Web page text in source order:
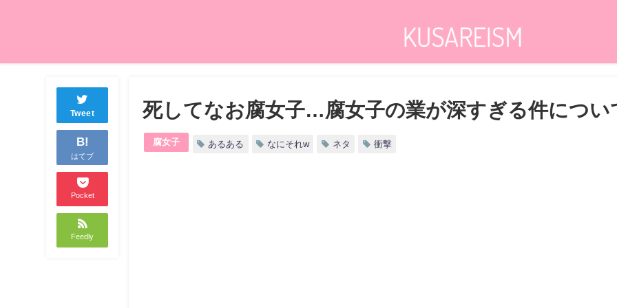
Tweet
B!
はてブ
Pocket
Feedly
死してなお腐女子…腐女子の業が深すぎる件につ
腐女子 あるある なにそれw ネタ 衝撃